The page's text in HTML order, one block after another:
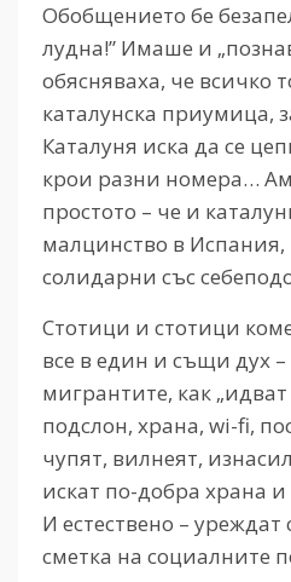
Обобщението бе
лудна!” Имаше и
обясняваха, че всичко
каталунска приумица,
Каталуня иска да се
крои разни номера…
простото – че и
малцинство в Испания,
солидарни със
Стотици и стотици
все в един и същи дух –
мигрантите, как
подслон, храна, wi-fi,
чупят, вилнеят,
искат по-добра храна
И естествено – уреждат
сметка на социалните